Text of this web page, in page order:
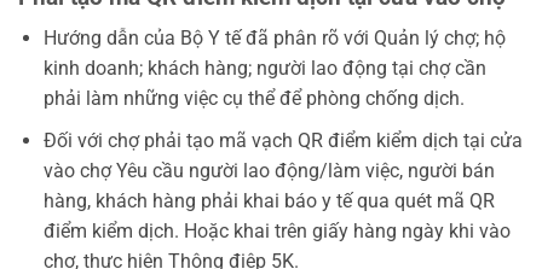
Hướng dẫn của Bộ Y tế đã phân rõ với Quản lý chợ; hộ
kinh doanh; khách hàng; người lao động tại chợ cần
phải làm những việc cụ thể để phòng chống dịch.
Đối với chợ phải tạo mã vạch QR điểm kiểm dịch tại cửa
vào chợ Yêu cầu người lao động/làm việc, người bán
hàng, khách hàng phải khai báo y tế qua quét mã QR
điểm kiểm dịch. Hoặc khai trên giấy hàng ngày khi vào
chợ, thực hiện Thông điệp 5K.